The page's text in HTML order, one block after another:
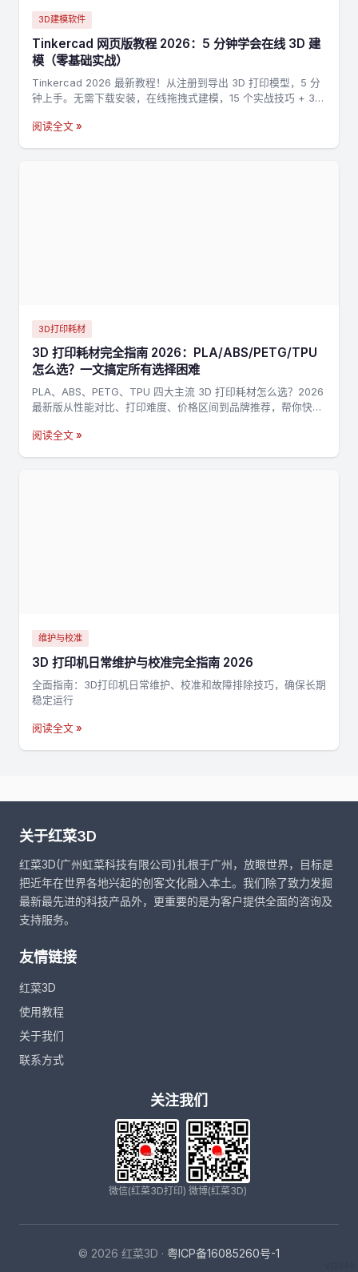
3D建模软件
Tinkercad 网页版教程 2026：5 分钟学会在线 3D 建
模（零基础实战）
Tinkercad 2026 最新教程！从注册到导出 3D 打印模型，5 分
钟上手。无需下载安装，在线拖拽式建模，15 个实战技巧 + 3
阅读全文 »
3D打印耗材
3D 打印耗材完全指南 2026：PLA/ABS/PETG/TPU
怎么选？一文搞定所有选择困难
PLA、ABS、PETG、TPU 四大主流 3D 打印耗材怎么选？2026
最新版从性能对比、打印难度、价格区间到品牌推荐，帮你快速
阅读全文 »
维护与校准
3D 打印机日常维护与校准完全指南 2026
全面指南：3D打印机日常维护、校准和故障排除技巧，确保长期
稳定运行
阅读全文 »
关于红菜3D
红菜3D(广州虹菜科技有限公司)扎根于广州，放眼世界，目标是
把近年在世界各地兴起的创客文化融入本土。我们除了致力发掘
最新最先进的科技产品外，更重要的是为客户提供全面的咨询及
支持服务。
友情链接
红菜3D
使用教程
关于我们
联系方式
关注我们
微信(红菜3D打印) 微博(红菜3D)
© 2026 红菜3D · 粤ICP备16085260号-1